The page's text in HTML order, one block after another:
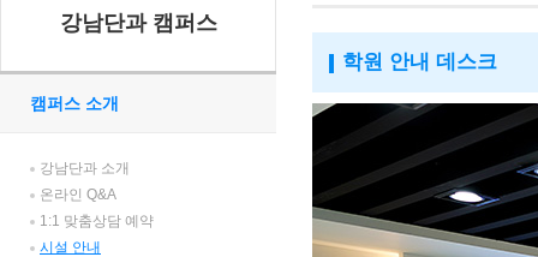
강남단과 캠퍼스
캠퍼스 소개
강남단과 소개
온라인 Q&A
1:1 맞춤상담 예약
시설 안내
학원 안내 데스크